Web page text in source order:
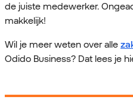
de juiste medewerker.
makkelijk!
Wil je meer weten over alle
Odido Business? Dat lees je